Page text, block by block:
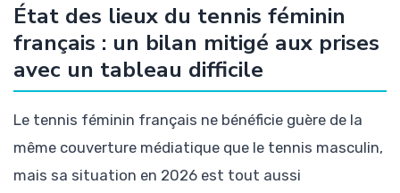
État des lieux du tennis féminin
français : un bilan mitigé aux prises
avec un tableau difficile
Le tennis féminin français ne bénéficie guère de la
même couverture médiatique que le tennis masculin,
mais sa situation en 2026 est tout aussi